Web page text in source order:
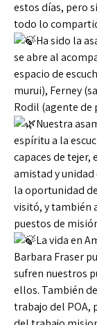
estos días, pero
todo lo
Ha sido la
se abre al
espacio de
murui), Ferney
Rodil (agente de
Nuestra
espíritu a la
capaces de tejer,
amistad y unidad
la oportunidad
visitó, y también
puestos de
La vida en
Barbara Fraser
sufren nuestros
ellos. También
trabajo del POA,